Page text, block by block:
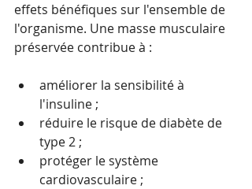
effets bénéfiques sur l'ensemble de
l'organisme. Une masse musculaire
préservée contribue à :
améliorer la sensibilité à
l'insuline ;
réduire le risque de diabète de
type 2 ;
protéger le système
cardiovasculaire ;